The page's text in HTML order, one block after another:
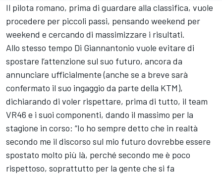
Il pilota romano, prima di guardare alla classifica, vuole
procedere per piccoli passi, pensando weekend per
weekend e cercando di massimizzare i risultati.
Allo stesso tempo Di Giannantonio vuole evitare di
spostare l’attenzione sul suo futuro, ancora da
annunciare ufficialmente (anche se a breve sarà
confermato il suo ingaggio da parte della KTM),
dichiarando di voler rispettare, prima di tutto, il team
VR46 e i suoi componenti, dando il massimo per la
stagione in corso: “Io ho sempre detto che in realtà
secondo me il discorso sul mio futuro dovrebbe essere
spostato molto più là, perché secondo me è poco
rispettoso, soprattutto per la gente che si fa